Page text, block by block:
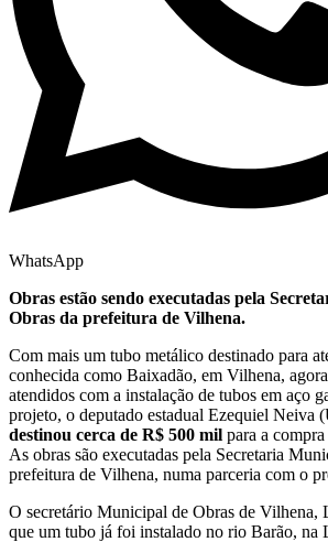
WhatsApp
Obras estão sendo executadas pela
Obras da prefeitura de Vilhena.
Com mais um tubo metálico destinado para
conhecida como Baixadão, em Vilhena,
atendidos com a instalação de tubos em aço
projeto, o deputado estadual Ezequiel Neiva
destinou cerca de R$ 500 mil para a
As obras são executadas pela Secretaria
prefeitura de Vilhena, numa parceria com o
O secretário Municipal de Obras de Vilhena,
que um tubo já foi instalado no rio Barão, na